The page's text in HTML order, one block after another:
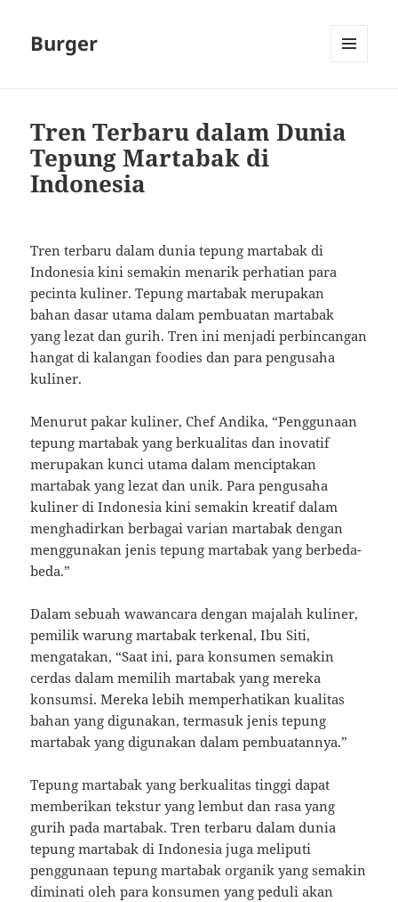
Burger
Tren Terbaru dalam Dunia
Tepung Martabak di
Indonesia
Tren terbaru dalam dunia tepung martabak di
Indonesia kini semakin menarik perhatian para
pecinta kuliner. Tepung martabak merupakan
bahan dasar utama dalam pembuatan martabak
yang lezat dan gurih. Tren ini menjadi perbincangan
hangat di kalangan foodies dan para pengusaha
kuliner.
Menurut pakar kuliner, Chef Andika, “Penggunaan
tepung martabak yang berkualitas dan inovatif
merupakan kunci utama dalam menciptakan
martabak yang lezat dan unik. Para pengusaha
kuliner di Indonesia kini semakin kreatif dalam
menghadirkan berbagai varian martabak dengan
menggunakan jenis tepung martabak yang berbeda-
beda.”
Dalam sebuah wawancara dengan majalah kuliner,
pemilik warung martabak terkenal, Ibu Siti,
mengatakan, “Saat ini, para konsumen semakin
cerdas dalam memilih martabak yang mereka
konsumsi. Mereka lebih memperhatikan kualitas
bahan yang digunakan, termasuk jenis tepung
martabak yang digunakan dalam pembuatannya.”
Tepung martabak yang berkualitas tinggi dapat
memberikan tekstur yang lembut dan rasa yang
gurih pada martabak. Tren terbaru dalam dunia
tepung martabak di Indonesia juga meliputi
penggunaan tepung martabak organik yang semakin
diminati oleh para konsumen yang peduli akan